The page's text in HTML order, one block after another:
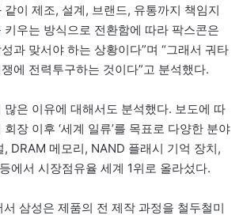
이 제조, 설계, 브랜드, 유통까지 책임지
키우는 방식으로 전환함에 따라 팍스콘은
과 맞서야 하는 상황이다”며 “그래서 궈타
에 전력투구하는 것이다”고 분석했다.
많은 이유에 대해서도 분석했다. 보도에 따
장 이후 ‘세계 일류’를 목표로 다양한 분야
, DRAM 메모리, NAND 플래시 기억 장치,
에서 시장점유율 세계 1위로 올라섰다.
삼성은 제품의 전 제작 과정을 철두철미